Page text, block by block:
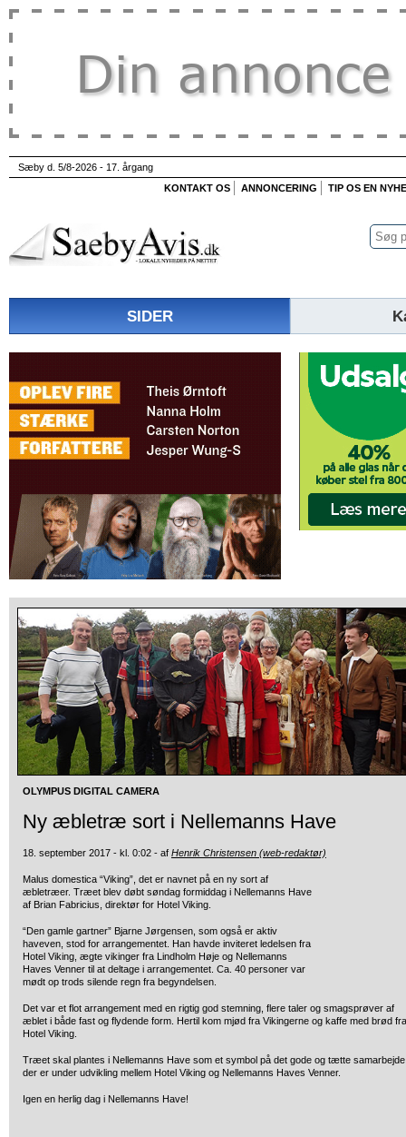
Sæby d. 5/8-2026 - 17. årgang
KONTAKT OS
ANNONCERING TIP OS EN
SIDER
OLYMPUS DIGITAL CAMERA
Ny æbletræ sort i Nellemanns Have
18. september 2017 - kl. 0:02 - af Henrik Christensen (web-redaktør)
Malus domestica “Viking”, det er navnet på en ny sort af
æbletræer. Træet blev døbt søndag formiddag i Nellemanns Have
af Brian Fabricius, direktør for Hotel Viking.
“Den gamle gartner” Bjarne Jørgensen, som også er aktiv
haveven, stod for arrangementet. Han havde inviteret ledelsen fra
Hotel Viking, ægte vikinger fra Lindholm Høje og Nellemanns
Haves Venner til at deltage i arrangementet. Ca. 40 personer var
mødt op trods silende regn fra begyndelsen.
Det var et flot arrangement med en rigtig god stemning, flere taler og smagsprøver af
æblet i både fast og flydende form. Hertil kom mjød fra Vikingerne og kaffe med brød fra
Hotel Viking.
Træet skal plantes i Nellemanns Have som et symbol på det gode og tætte
der er under udvikling mellem Hotel Viking og Nellemanns Haves Venner.
Igen en herlig dag i Nellemanns Have!